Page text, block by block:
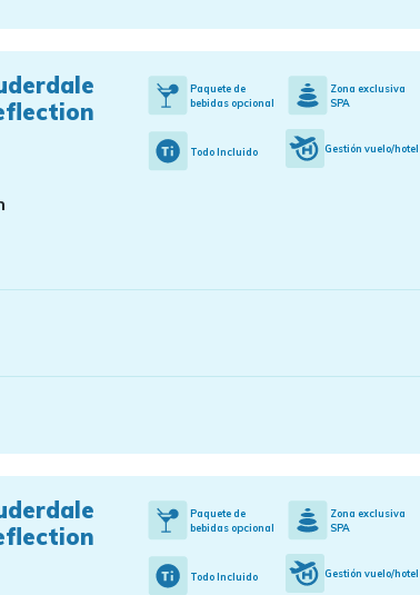
Paquete de
bebidas opcional
Zona exclusiva
SPA
Todo Incluido Gestión vuelo/hotel
Paquete de
bebidas opcional
Zona exclusiva
SPA
Todo Incluido Gestión vuelo/hotel